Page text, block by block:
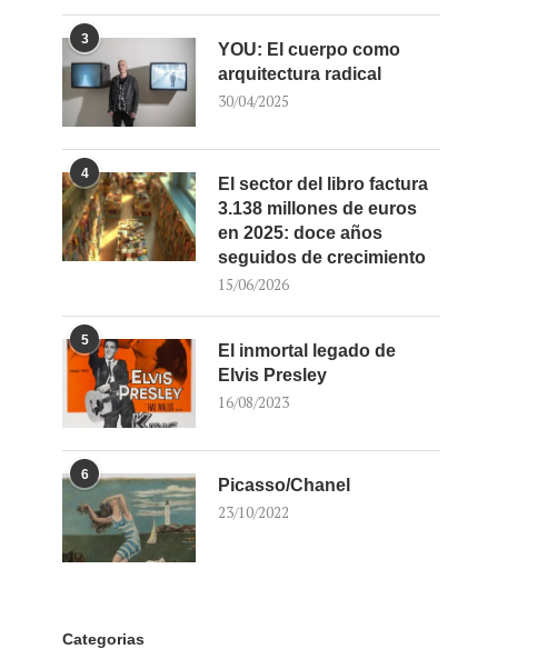
3
YOU: El cuerpo como
arquitectura radical
30/04/2025
4
El sector del libro factura
3.138 millones de euros
en 2025: doce años
seguidos de crecimiento
15/06/2026
5
El inmortal legado de
Elvis Presley
16/08/2023
6
Picasso/Chanel
23/10/2022
Categorias